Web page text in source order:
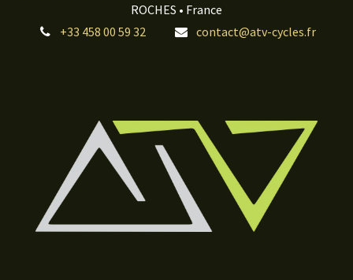
ROCHES • France
+33 458 00 59 32
contact@atv-cycles.fr